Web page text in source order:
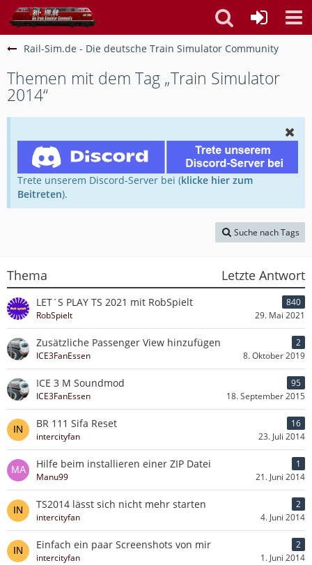
Rail-Sim.de - Die deutsche Train Simulator Community
Themen mit dem Tag „Train Simulator
2014“
Trete unserem Discord-Server bei (klicke hier zum
Beitreten).
Suche nach Tags
Thema Letzte Antwort
LET´S PLAY TS 2021 mit RobSpielt
840
RobSpielt
29. Mai 2021
Zusätzliche Passenger View hinzufügen
2
ICE3FanEssen
8. Oktober 2019
ICE 3 M Soundmod
95
ICE3FanEssen
18. September 2015
BR 111 Sifa Reset
16
intercityfan
23. Juli 2014
Hilfe beim installieren einer ZIP Datei
1
Manu99
21. Juni 2014
TS2014 lässt sich nicht mehr starten
2
intercityfan
4. Juni 2014
Einfach ein paar Screenshots von mir
2
intercityfan
1. Juni 2014